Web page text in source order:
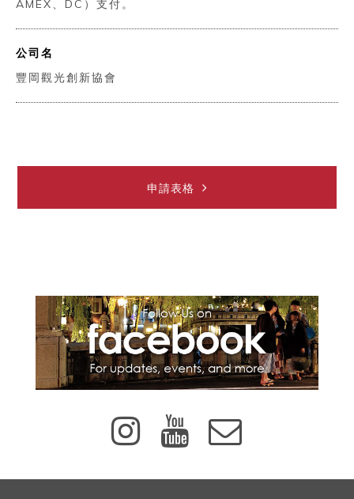
AMEX、DC）支付。
公司名
豐岡觀光創新協會
申請表格